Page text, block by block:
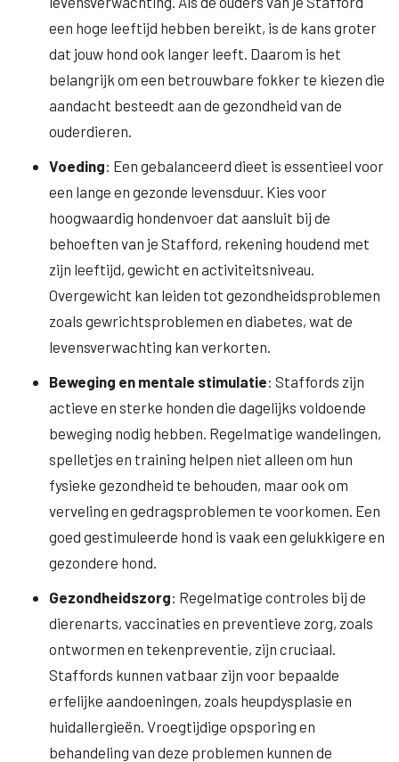
een hoge leeftijd hebben bereikt, is de kans groter
dat jouw hond ook langer leeft. Daarom is het
belangrijk om een betrouwbare fokker te kiezen die
aandacht besteedt aan de gezondheid van de
ouderdieren.
Voeding: Een gebalanceerd dieet is essentieel voor
een lange en gezonde levensduur. Kies voor
hoogwaardig hondenvoer dat aansluit bij de
behoeften van je Stafford, rekening houdend met
zijn leeftijd, gewicht en activiteitsniveau.
Overgewicht kan leiden tot gezondheidsproblemen
zoals gewrichtsproblemen en diabetes, wat de
levensverwachting kan verkorten.
Beweging en mentale stimulatie: Staffords zijn
actieve en sterke honden die dagelijks voldoende
beweging nodig hebben. Regelmatige wandelingen,
spelletjes en training helpen niet alleen om hun
fysieke gezondheid te behouden, maar ook om
verveling en gedragsproblemen te voorkomen. Een
goed gestimuleerde hond is vaak een gelukkigere en
gezondere hond.
Gezondheidszorg: Regelmatige controles bij de
dierenarts, vaccinaties en preventieve zorg, zoals
ontwormen en tekenpreventie, zijn cruciaal.
Staffords kunnen vatbaar zijn voor bepaalde
erfelijke aandoeningen, zoals heupdysplasie en
huidallergieën. Vroegtijdige opsporing en
behandeling van deze problemen kunnen de